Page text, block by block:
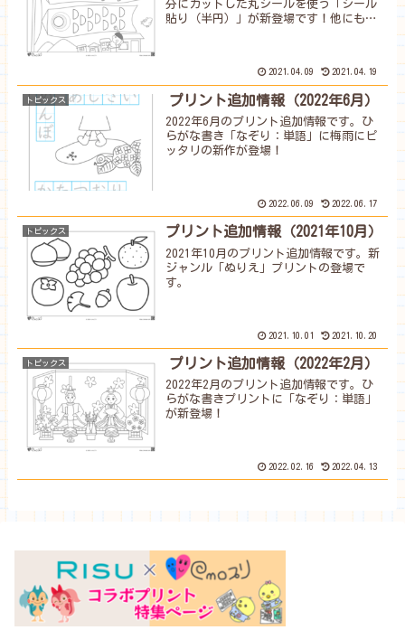
分にカットした丸シールを使う「シール
貼り（半円）」が新登場です！他にも
2021.04.09 2021.04.19
トピックス プリント追加情報（2022年6月）
2022年6月のプリント追加情報です。ひ
らがな書き「なぞり：単語」に梅雨にピ
ッタリの新作が登場！
2022.06.09 2022.06.17
トピックス プリント追加情報（2021年10月）
2021年10月のプリント追加情報です。新
ジャンル「ぬりえ」プリントの登場で
す。
2021.10.01 2021.10.20
トピックス プリント追加情報（2022年2月）
2022年2月のプリント追加情報です。ひ
らがな書きプリントに「なぞり：単語」
が新登場！
2022.02.16 2022.04.13